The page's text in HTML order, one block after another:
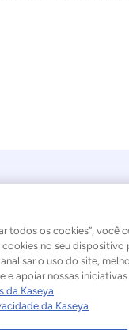
Todos os direitos
Português Brasileiro
todos os cookies”, você
no seu dispositivo
o uso do site,
e apoiar nossas iniciativas
da Kaseya
da Kaseya